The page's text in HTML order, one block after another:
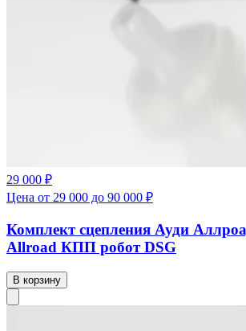
29 000 ₽
Цена от 29 000 до 90 000 ₽
Комплект сцепления Ауди
Allroad КПП робот DSG
В корзину